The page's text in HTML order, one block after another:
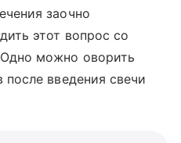
заочно
этот вопрос со
можно оворить
введения свечи